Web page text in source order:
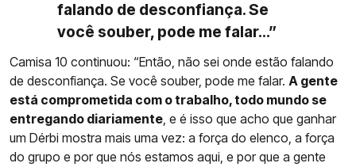
falando de desconfiança. Se
você souber, pode me falar...”
Camisa 10 continuou: “Então, não sei onde estão falando
de desconfiança. Se você souber, pode me falar. A gente
está comprometida com o trabalho, todo mundo se
entregando diariamente, e é isso que acho que ganhar
um Dérbi mostra mais uma vez: a força do elenco, a força
do grupo e por que nós estamos aqui, e por que a gente